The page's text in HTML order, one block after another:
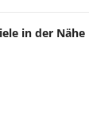
in der Nähe